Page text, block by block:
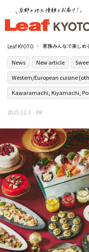
Leaf KYOTO
News New article
Western/European cuisine
Kawaramachi, Kiyamachi,
2025.12.3 PR